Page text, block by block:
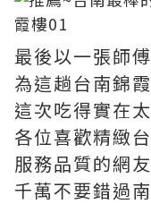
最後以一張師
為這趟台南錦
這次吃得實在
各位喜歡精緻
服務品質的網友
千萬不要錯過